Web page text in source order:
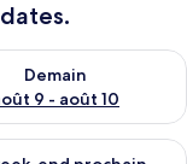
- août 9
Demain
9 - août 10
disponibilité pour
14 - août 16
disponibilité pour